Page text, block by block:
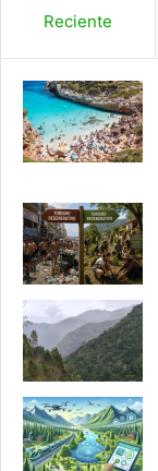
Reciente